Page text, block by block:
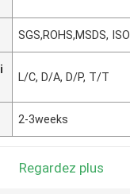
SGS,ROHS,MSDS, ISO
L/C, D/A, D/P, T/T
2-3weeks
Regardez plus